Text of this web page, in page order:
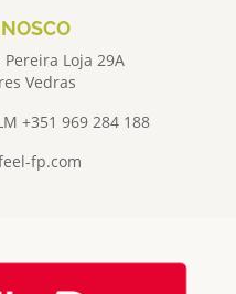
Pereira Loja 29A
Vedras
+351 969 284 188
fp.com